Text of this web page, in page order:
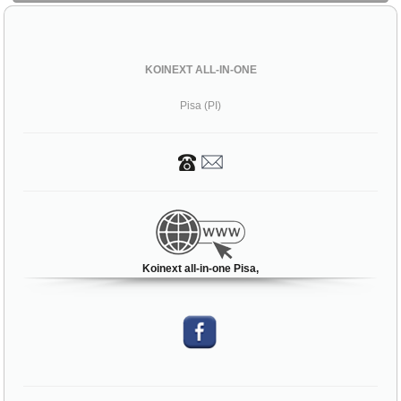
KOINEXT ALL-IN-ONE
Pisa (PI)
Koinext all-in-one Pisa,